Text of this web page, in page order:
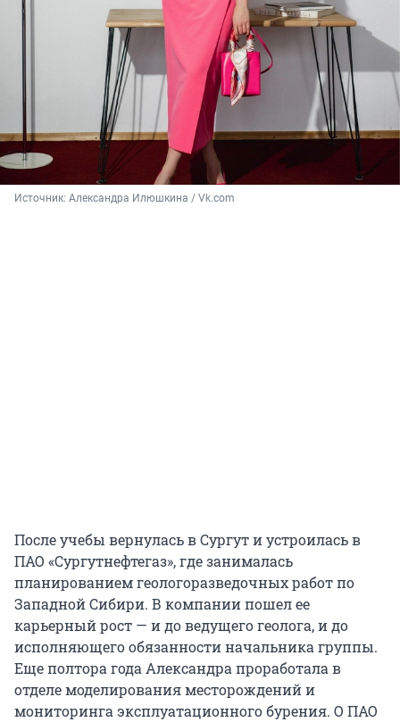
Источник: Александра Илюшкина / Vk.com
После учебы вернулась в Сургут и устроилась в
ПАО «Сургутнефтегаз», где занималась
планированием геологоразведочных работ по
Западной Сибири. В компании пошел ее
карьерный рост — и до ведущего геолога, и до
исполняющего обязанности начальника группы.
Еще полтора года Александра проработала в
отделе моделирования месторождений и
мониторинга эксплуатационного бурения. О ПАО